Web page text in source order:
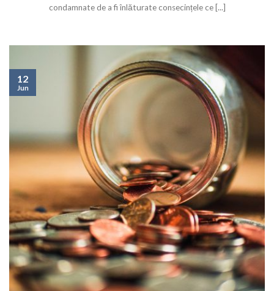
condamnate de a fi înlăturate consecințele ce [...]
12
Jun